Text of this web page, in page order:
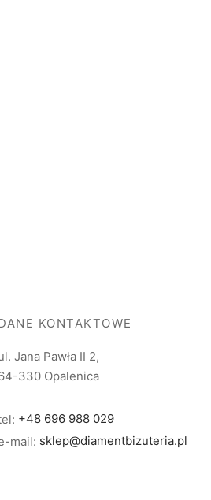
KONTAKTOWE
Jana Pawła II 2,
330 Opalenica
+48 696 988 029
mail: sklep@diamentbizuteria.pl